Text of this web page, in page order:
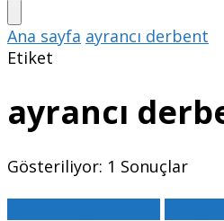
Ana sayfa ayrancı derbent
Etiket
ayrancı
Gösteriliyor: 1 Sonuçlar